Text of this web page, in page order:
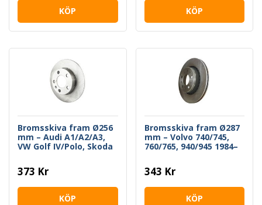
KÖP KÖP
Bromsskiva fram Ø256
mm – Audi A1/A2/A3,
VW Golf IV/Polo, Skoda
373 Kr
KÖP
Bromsskiva fram Ø287
mm – Volvo 740/745,
760/765, 940/945 1984–
343 Kr
KÖP